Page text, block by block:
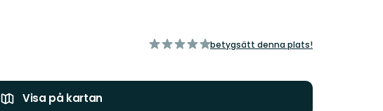
av
betygsätt denna plats!
Visa på kartan